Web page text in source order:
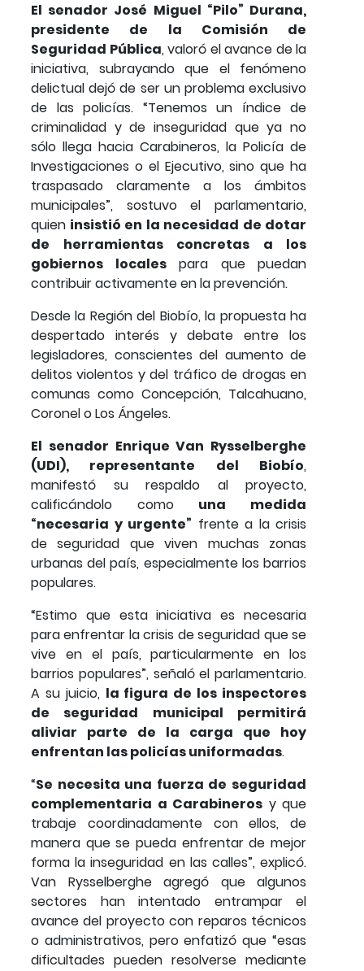
El senador José Miguel “Pilo” Durana,
presidente de la Comisión de
Seguridad Pública, valoró el avance de la
iniciativa, subrayando que el fenómeno
delictual dejó de ser un problema exclusivo
de las policías. “Tenemos un índice de
criminalidad y de inseguridad que ya no
sólo llega hacia Carabineros, la Policía de
Investigaciones o el Ejecutivo, sino que ha
traspasado claramente a los ámbitos
municipales”, sostuvo el parlamentario,
quien insistió en la necesidad de dotar
de herramientas concretas a los
gobiernos localespara que puedan
contribuir activamente en la prevención.
Desde la Región del Biobío, la propuesta ha
despertado interés y debate entre los
legisladores, conscientes del aumento de
delitos violentos y del tráfico de drogas en
comunas como Concepción, Talcahuano,
Coronel o Los Ángeles.
El senador Enrique Van Rysselberghe
(UDI), representante del Biobío,
manifestó su respaldo al proyecto,
calificándolo como una medida
“necesaria y urgente” frente a la crisis
de seguridad que viven muchas zonas
urbanas del país, especialmente los barrios
populares.
“Estimo que esta iniciativa es necesaria
para enfrentar la crisis de seguridad que se
vive en el país, particularmente en los
barrios populares”, señaló el parlamentario.
A su juicio, la figura de los inspectores
de seguridad municipal permitirá
aliviar parte de la carga que hoy
enfrentan las policías uniformadas.
“Se necesita una fuerza de seguridad
complementaria a Carabineros y que
trabaje coordinadamente con ellos, de
manera que se pueda enfrentar de mejor
forma la inseguridad en las calles”, explicó.
Van Rysselberghe agregó que algunos
sectores han intentado entrampar el
avance del proyecto con reparos técnicos
o administrativos, pero enfatizó que “esas
dificultades pueden resolverse mediante